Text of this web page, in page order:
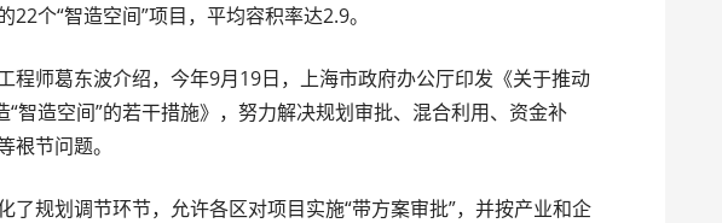
22个“智造空间”项目，平均容积率达2.9。
程师葛东波介绍，今年9月19日，上海市政府办公厅印发《关于推动
“智造空间”的若干措施》，努力解决规划审批、混合利用、资金补
裉节问题。
了规划调节环节，允许各区对项目实施“带方案审批”，并按产业和企